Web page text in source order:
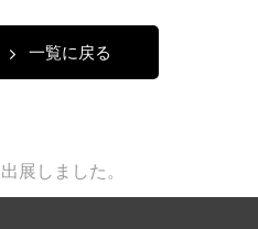
一覧に戻る
展しました。